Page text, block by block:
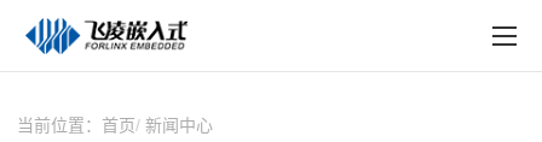
在线购买
当前位置： 首页 新闻中心